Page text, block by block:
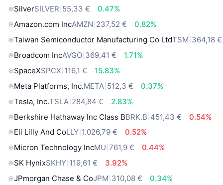
SilverSILVER 55,33 €
0.47%
Amazon.com IncAMZN 237,52 €
0.82%
Taiwan Semiconductor Manufacturing Co LtdTSM 364,18 €
Broadcom IncAVGO 369,41 €
1.71%
SpaceXSPCX 116,1 €
15.83%
Meta Platforms, Inc.META 512,3 €
0.37%
Tesla, Inc.TSLA 284,84 €
2.83%
Berkshire Hathaway Inc Class BBRK.B 451,43 €
0.54%
Eli Lilly And CoLLY 1.026,79 €
0.52%
Micron Technology IncMU 761,9 €
0.44%
SK HynixSKHY 119,61 €
3.92%
JPmorgan Chase & CoJPM 310,08 €
0.34%